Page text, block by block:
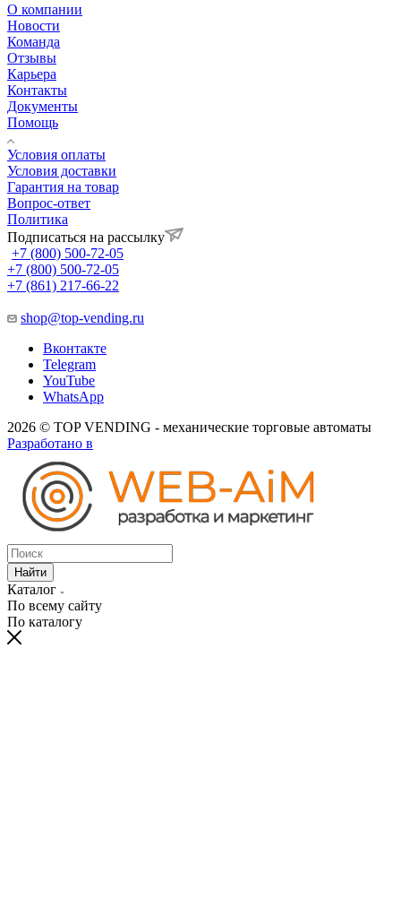
О компании
Новости
Команда
Отзывы
Карьера
Контакты
Документы
Помощь
Условия оплаты
Условия доставки
Гарантия на товар
Вопрос-ответ
Политика
Подписаться на рассылку
+7 (800) 500-72-05
+7 (800) 500-72-05
+7 (861) 217-66-22
shop@top-vending.ru
Вконтакте
Telegram
YouTube
WhatsApp
2026 © TOP VENDING - механические торговые автоматы
Разработано в
Найти
Каталог
По всему сайту
По каталогу